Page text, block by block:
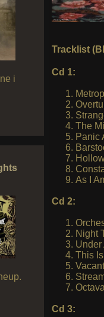
i
Tracklist
Cd 1:
The
Panic
As I
Cd 2:
Night
Under
This
Vacant
Cd 3: